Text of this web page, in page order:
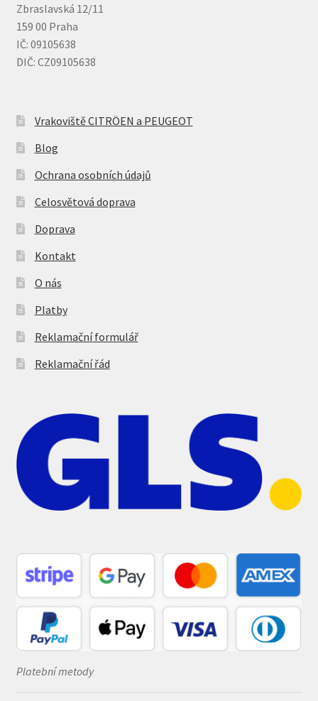
Zbraslavská 12/11
159 00 Praha
IČ: 09105638
DIČ: CZ09105638
Vrakoviště CITRÖEN a PEUGEOT
Blog
Ochrana osobních údajů
Celosvětová doprava
Doprava
Kontakt
O nás
Platby
Reklamační formulář
Reklamační řád
Platební metody